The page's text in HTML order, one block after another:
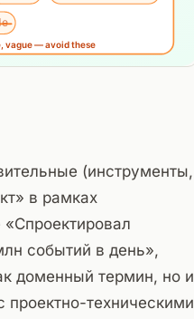
(инструменты,
в рамках
событий в день»,
доменный термин, но и
проектно-техническими